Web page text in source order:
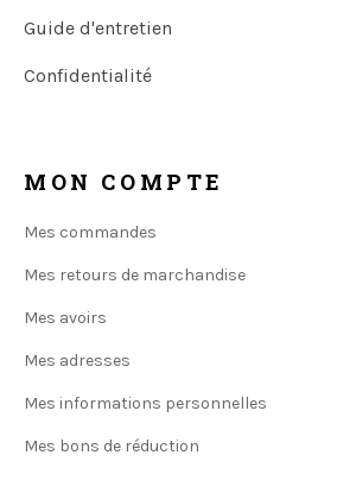
Guide d'entretien
Confidentialité
MON COMPTE
Mes commandes
Mes retours de marchandise
Mes avoirs
Mes adresses
Mes informations personnelles
Mes bons de réduction